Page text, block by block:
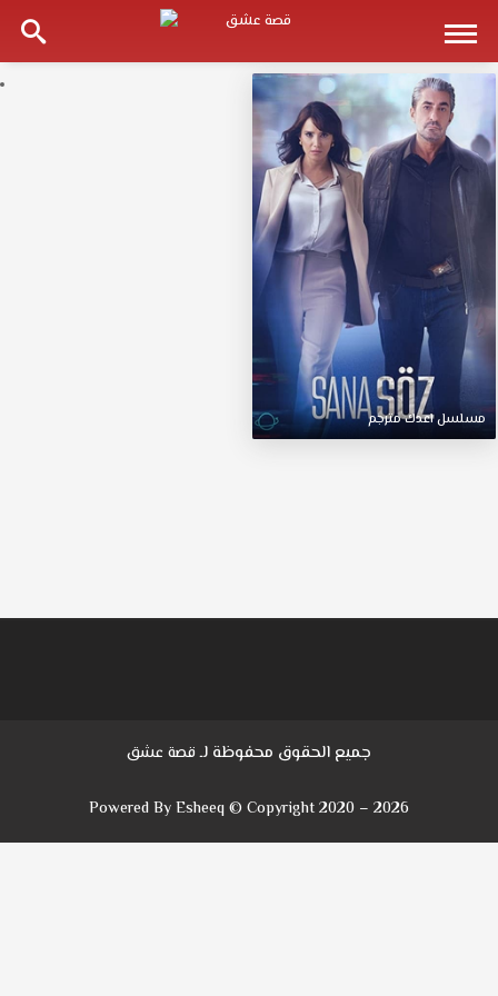
مسلسلاعدكمترجم
جميع الحقوق محفوظة لـقصة عشق
Powered By Esheeq © Copyright 2020 – 2026